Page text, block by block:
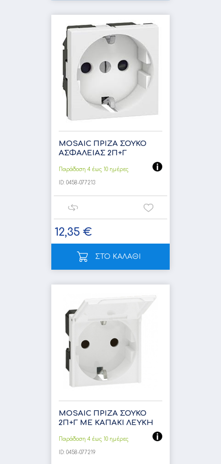
MOSAIC ΠΡΙΖΑ ΣΟΥΚΟ
ΑΣΦΑΛΕΙΑΣ 2Π+Γ
Παράδοση 4 έως 10 ημέρες
ID: 0458-077213
12,35 €
ΣΤΟ ΚΑΛΑΘΙ
MOSAIC ΠΡΙΖΑ ΣΟΥΚΟ
2Π+Γ ME ΚΑΠΑΚΙ ΛΕΥΚΗ
Παράδοση 4 έως 10 ημέρες
ID: 0458-077219